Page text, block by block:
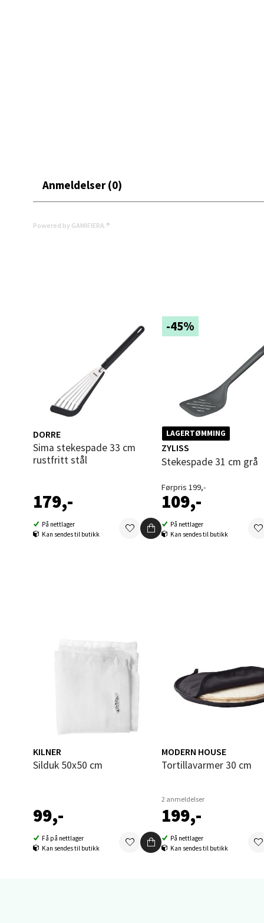
Anmeldelser (0)
Powered by GAMIFIERA.®
DORRE
Sima stekespade 33 cm
rustfritt stål
179,-
På nettlager
Kan sendes til butikk
-45%
LAGERTØMMING
ZYLISS
Stekespade 31 cm grå
Førpris 199,-
109,-
På nettlager
Kan sendes til butikk
KILNER
Silduk 50x50 cm
99,-
Få på nettlager
Kan sendes til butikk
MODERN HOUSE
Tortillavarmer 30 cm
2 anmeldelser
199,-
På nettlager
Kan sendes til butikk
4 i
9 i
3 i
Åpent i
Thon